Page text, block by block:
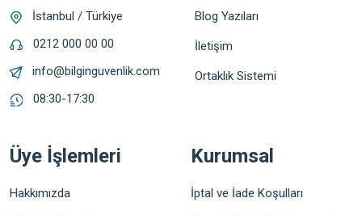
İstanbul / Türkiye
0212 000 00 00
info@bilginguvenlik.com
08:30-17:30
Blog Yazıları
İletişim
Ortaklık Sistemi
Üye İşlemleri
Hakkımızda
Kurumsal
İptal ve İade Koşulları